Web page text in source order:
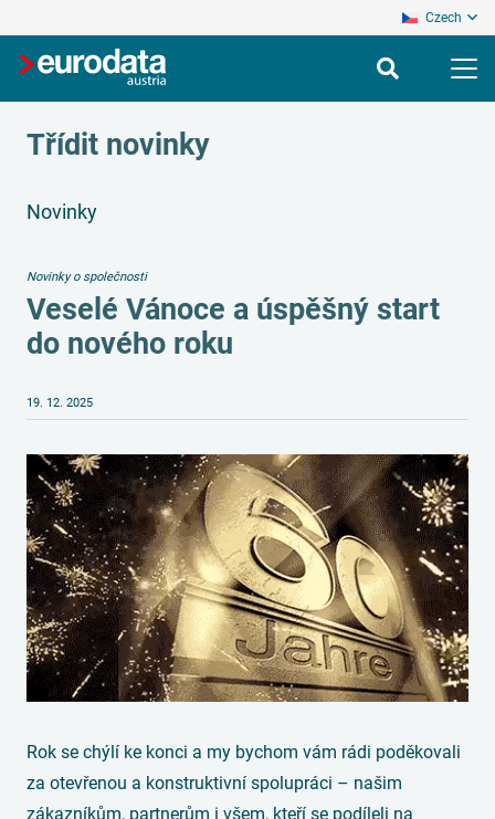
Czech
Třídit novinky
Novinky
Novinky o společnosti
Veselé Vánoce a úspěšný start
do nového roku
19. 12. 2025
Rok se chýlí ke konci a my bychom vám rádi poděkovali
za otevřenou a konstruktivní spolupráci – našim
zákazníkům, partnerům i všem, kteří se podíleli na